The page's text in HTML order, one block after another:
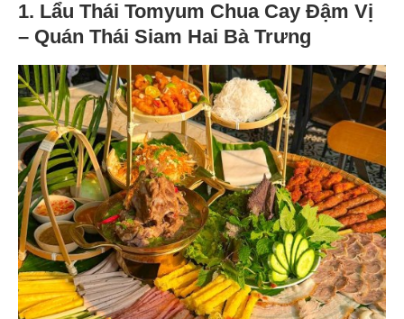
1. Lẩu Thái Tomyum Chua Cay Đậm Vị
– Quán Thái Siam Hai Bà Trưng